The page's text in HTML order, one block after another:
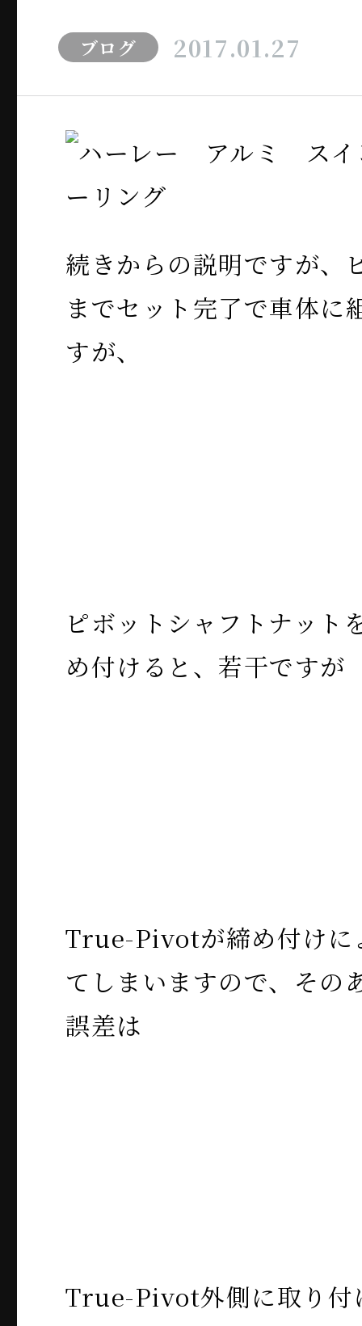
ブログ 2017.01.27
続きからの説明ですが、
までセット完了で車体に
すが、
ピボットシャフトナット
め付けると、若干ですが
True-Pivotが締め付けに
てしまいますので、その
誤差は
True-Pivot外側に取り付